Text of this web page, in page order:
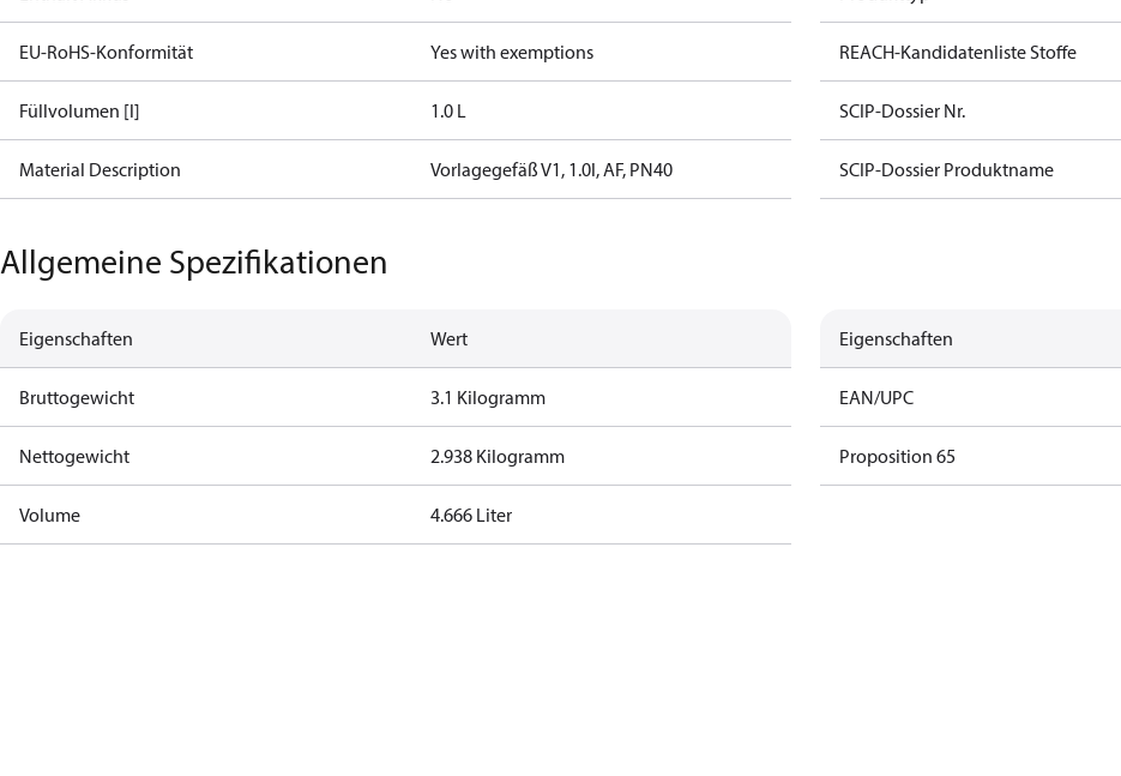
EU-RoHS-Konformität Yes with exemptions
Füllvolumen [l] 1.0 L
Material Description Vorlagegefäß V1, 1.0l, AF, PN40
REACH-Kandidatenliste Stoffe
SCIP-Dossier Nr.
SCIP-Dossier Produktname
Allgemeine Spezifikationen
Eigenschaften Wert
Bruttogewicht 3.1 Kilogramm
Nettogewicht 2.938 Kilogramm
Volume 4.666 Liter
Eigenschaften
EAN/UPC
Proposition 65